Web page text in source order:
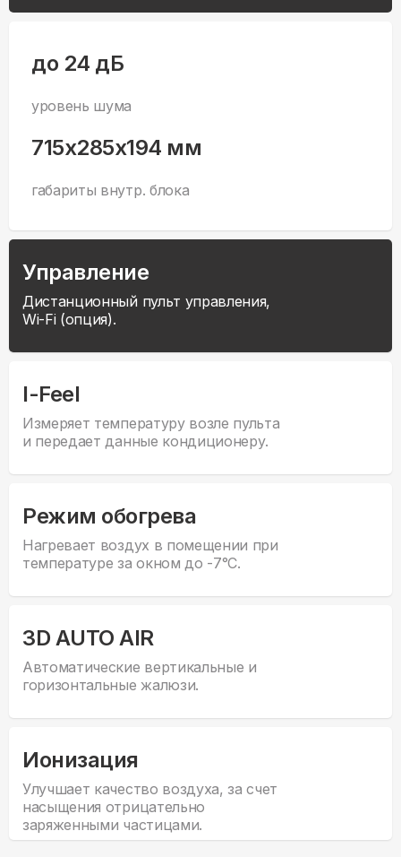
до 24 дБ
уровень шума
715x285x194 мм
габариты внутр. блока
Управление
Дистанционный пульт управления,
Wi-Fi (опция).
I-Feel
Измеряет температуру возле пульта
и передает данные кондиционеру.
Режим обогрева
Нагревает воздух в помещении при
температуре за окном до -7°С.
3D AUTO AIR
Автоматические вертикальные и
горизонтальные жалюзи.
Ионизация
Улучшает качество воздуха, за счет
насыщения отрицательно
заряженными частицами.